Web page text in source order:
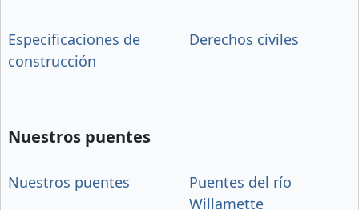
Especificaciones de
construcción
Derechos civiles
Nuestros puentes
Nuestros puentes
Puentes del río
Willamette